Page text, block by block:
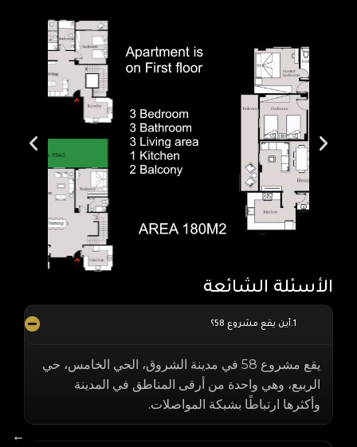
الأسئلة الشائعة
أين يقع مشروع 58؟
يقع مشروع 58 في مدينة الشروق، الحي الخامس، حي
الربيع، وهي واحدة من أرقى المناطق في المدينة
وأكثرها ارتباطًا بشبكة المواصلات.
←